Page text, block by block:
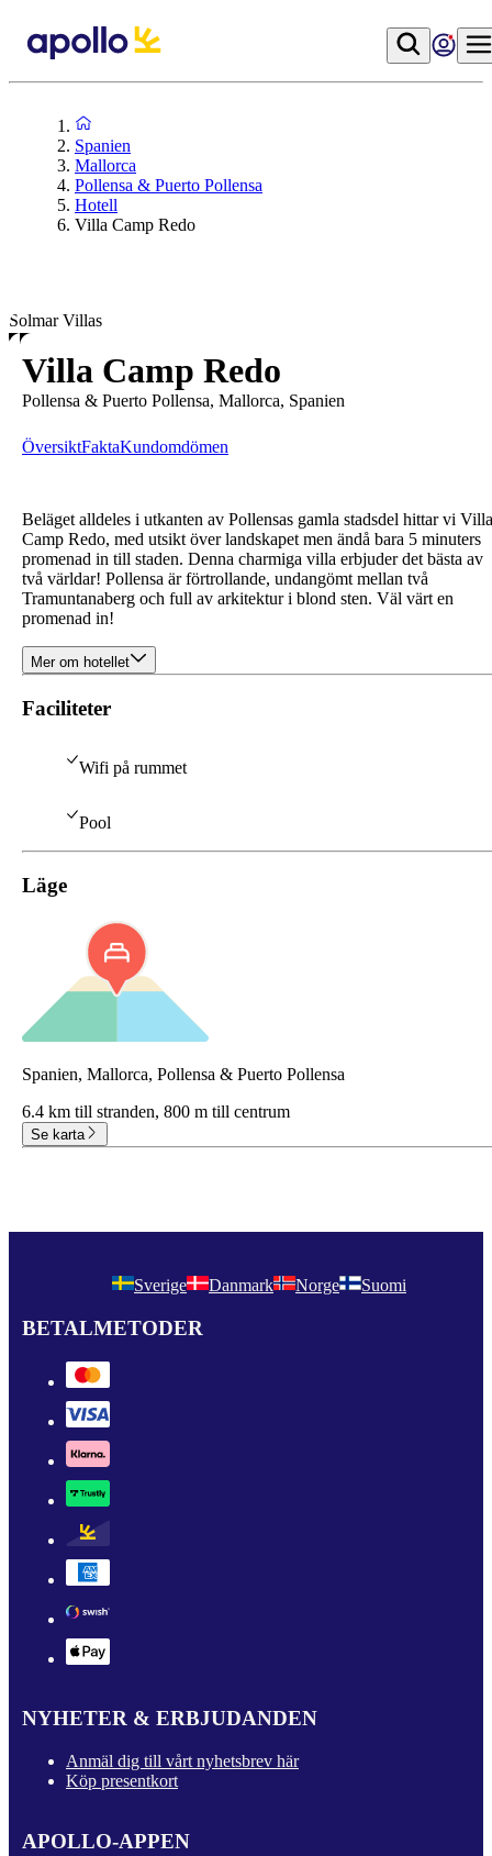
Spanien
Mallorca
Pollensa & Puerto Pollensa
Hotell
Villa Camp Redo
Solmar Villas
Villa Camp Redo
Pollensa & Puerto Pollensa, Mallorca, Spanien
ÖversiktFaktaKundomdömen
Beläget alldeles i utkanten av Pollensas gamla stadsdel hittar vi Villa
Camp Redo, med utsikt över landskapet men ändå bara 5 minuters
promenad in till staden. Denna charmiga villa erbjuder det bästa av
två världar! Pollensa är förtrollande, undangömt mellan två
Tramuntanaberg och full av arkitektur i blond sten. Väl värt en
promenad in!
Mer om hotellet
Faciliteter
Wifi på rummet
Pool
Läge
Spanien, Mallorca, Pollensa & Puerto Pollensa
6.4 km till stranden, 800 m till centrum
Se karta
Sverige Danmark Norge Suomi
BETALMETODER
NYHETER & ERBJUDANDEN
Anmäl dig till vårt nyhetsbrev här
Köp presentkort
APOLLO-APPEN